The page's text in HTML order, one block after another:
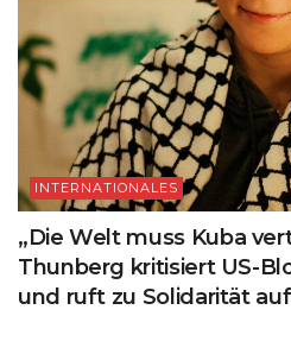
INTERNATIONALES
„Die Welt muss Kuba
Thunberg kritisiert US-
und ruft zu Solidarität auf